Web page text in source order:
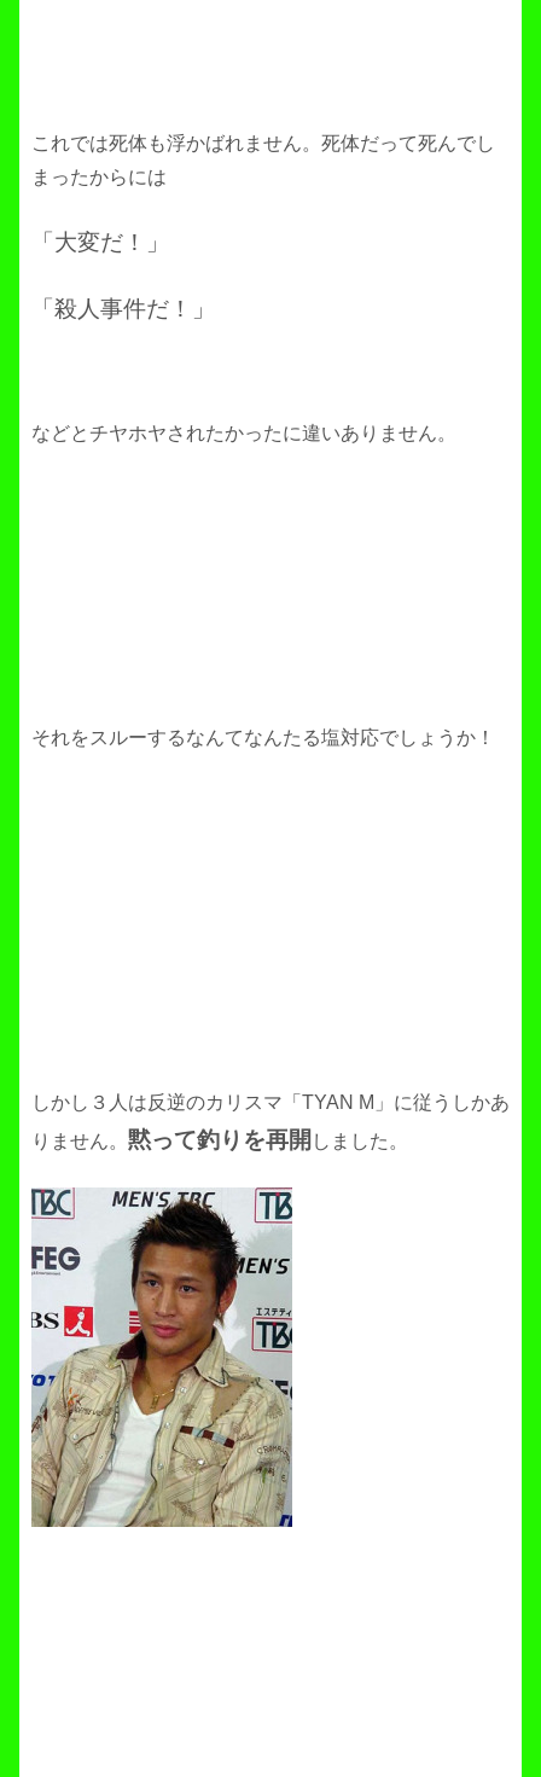
これでは死体も浮かばれません。死体だって死んでし
まったからには
「大変だ！」
「殺人事件だ！」
などとチヤホヤされたかったに違いありません。
それをスルーするなんてなんたる塩対応でしょうか！
しかし３人は反逆のカリスマ「TYAN M」に従うしかあ
りません。 黙って釣りを再開 しました。